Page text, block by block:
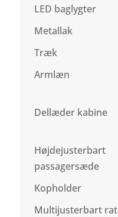
LED baglygter
Metallak
Træk
Armlæn
Dellæder kabine
Højdejusterbart
passagersæde
Kopholder
Multijusterbart rat